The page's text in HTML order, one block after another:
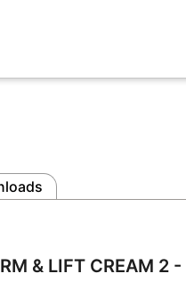
& LIFT CREAM 2 -